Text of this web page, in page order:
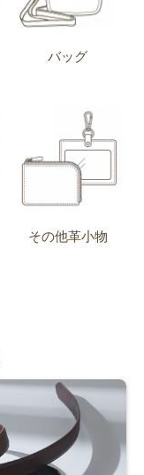
バッグ
その他革小物